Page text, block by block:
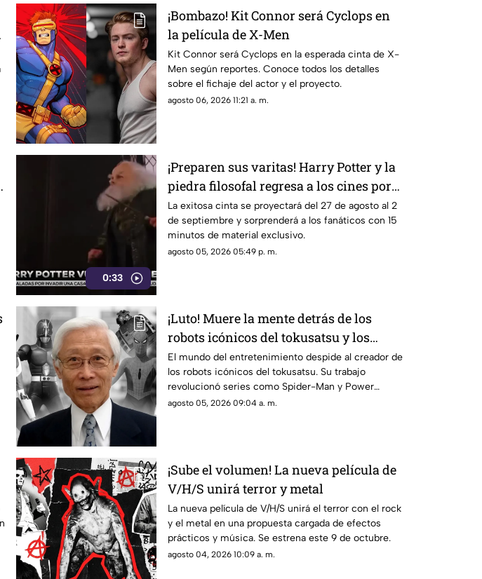
¡Bombazo! Kit Connor será Cyclops en
la película de X-Men
Kit Connor será Cyclops en la esperada cinta de X-
Men según reportes. Conoce todos los detalles
sobre el fichaje del actor y el proyecto.
agosto 06, 2026 11:21 a. m.
0:33
¡Preparen sus varitas! Harry Potter y la
piedra filosofal regresa a los cines por
su 25 aniversario
La exitosa cinta se proyectará del 27 de agosto al 2
de septiembre y sorprenderá a los fanáticos con 15
minutos de material exclusivo.
agosto 05, 2026 05:49 p. m.
¡Luto! Muere la mente detrás de los
robots icónicos del tokusatsu y los
Power Rangers
El mundo del entretenimiento despide al creador de
los robots icónicos del tokusatsu. Su trabajo
revolucionó series como Spider-Man y Power
Rangers.
agosto 05, 2026 09:04 a. m.
¡Sube el volumen! La nueva película de
V/H/S unirá terror y metal
La nueva película de V/H/S unirá el terror con el rock
y el metal en una propuesta cargada de efectos
prácticos y música. Se estrena este 9 de octubre.
agosto 04, 2026 10:09 a. m.